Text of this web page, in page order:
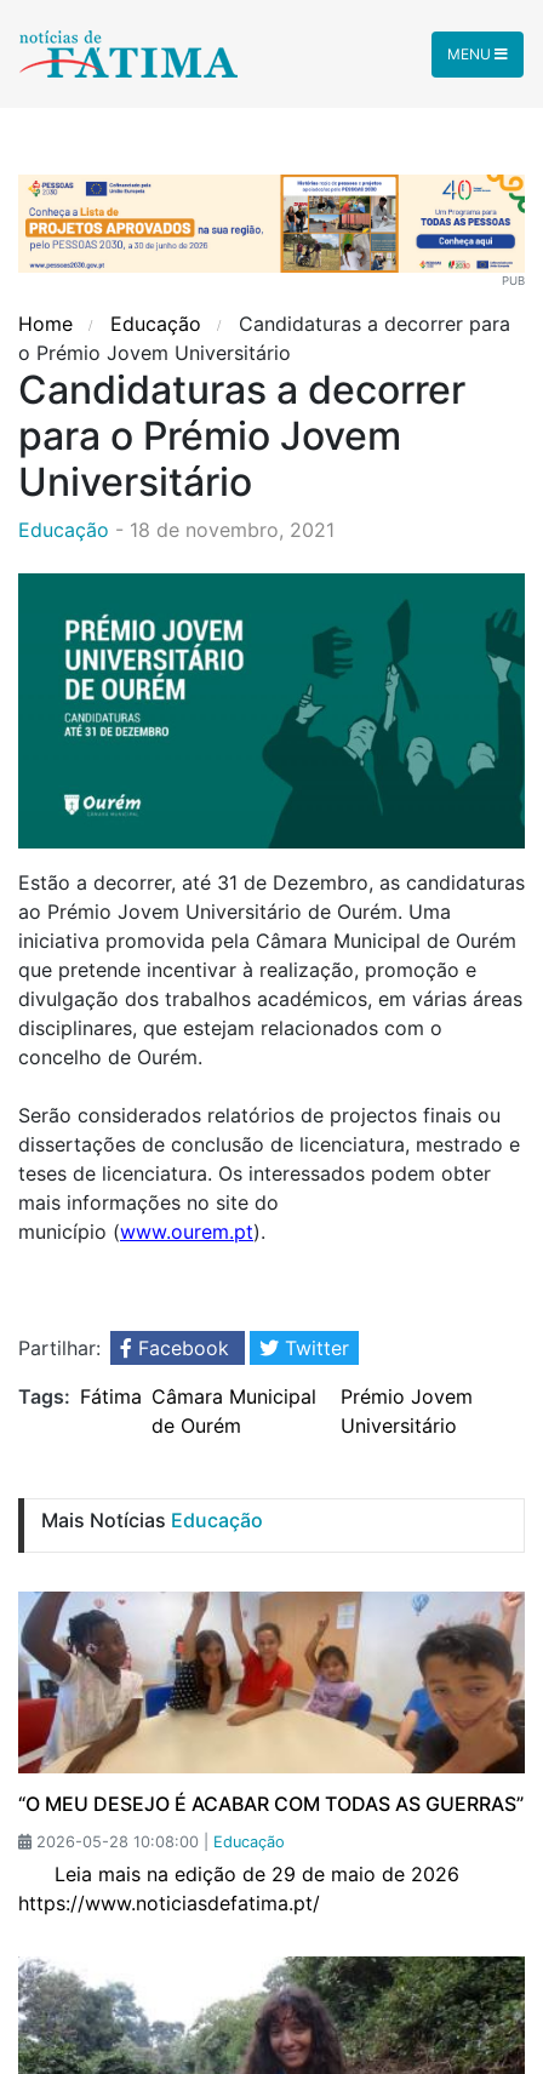
MENU
PUB
Home Educação
Candidaturas a decorrer para
o Prémio Jovem Universitário
Candidaturas a decorrer
para o Prémio Jovem
Universitário
Educação - 18 de novembro, 2021
Estão a decorrer, até 31 de Dezembro, as candidaturas
ao Prémio Jovem Universitário de Ourém. Uma
iniciativa promovida pela Câmara Municipal de Ourém
que pretende incentivar à realização, promoção e
divulgação dos trabalhos académicos, em várias áreas
disciplinares, que estejam relacionados com o
concelho de Ourém.
Serão considerados relatórios de projectos finais ou
dissertações de conclusão de licenciatura, mestrado e
teses de licenciatura. Os interessados podem obter
mais informações no site do
município (www.ourem.pt).
Partilhar: Facebook
Twitter
Tags: Fátima Câmara Municipal
de Ourém
Prémio Jovem
Universitário
Mais Notícias Educação
“O MEU DESEJO É ACABAR COM TODAS AS GUERRAS”
2026-05-28 10:08:00 | Educação
Leia mais na edição de 29 de maio de 2026
https://www.noticiasdefatima.pt/